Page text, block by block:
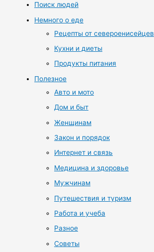
Поиск людей
Немного о еде
Рецепты от североенисейцев
Кухни и диеты
Продукты питания
Полезное
Авто и мото
Дом и быт
Женщинам
Закон и порядок
Интернет и связь
Медицина и здоровье
Мужчинам
Путешествия и туризм
Работа и учеба
Разное
Советы